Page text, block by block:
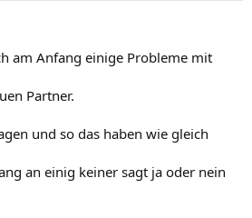
am Anfang einige Probleme mit
Partner.
und so das haben wie gleich
an einig keiner sagt ja oder nein